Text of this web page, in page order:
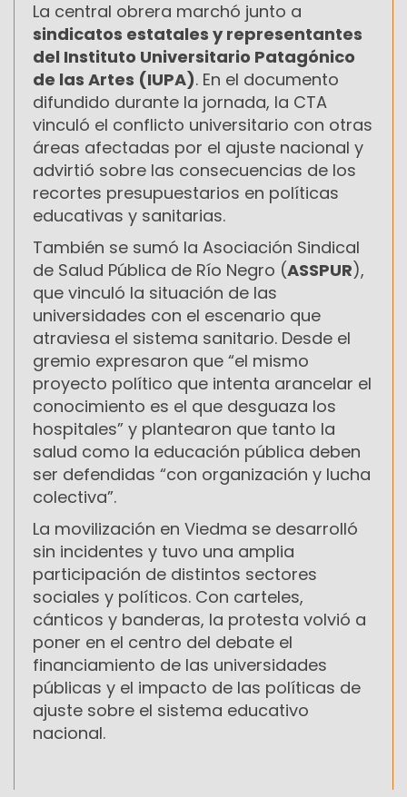
La central obrera marchó junto a
sindicatos estatales y representantes
del Instituto Universitario Patagónico
de las Artes (IUPA). En el documento
difundido durante la jornada, la CTA
vinculó el conflicto universitario con otras
áreas afectadas por el ajuste nacional y
advirtió sobre las consecuencias de los
recortes presupuestarios en políticas
educativas y sanitarias.
También se sumó la Asociación Sindical
de Salud Pública de Río Negro (ASSPUR),
que vinculó la situación de las
universidades con el escenario que
atraviesa el sistema sanitario. Desde el
gremio expresaron que “el mismo
proyecto político que intenta arancelar el
conocimiento es el que desguaza los
hospitales” y plantearon que tanto la
salud como la educación pública deben
ser defendidas “con organización y lucha
colectiva”.
La movilización en Viedma se desarrolló
sin incidentes y tuvo una amplia
participación de distintos sectores
sociales y políticos. Con carteles,
cánticos y banderas, la protesta volvió a
poner en el centro del debate el
financiamiento de las universidades
públicas y el impacto de las políticas de
ajuste sobre el sistema educativo
nacional.